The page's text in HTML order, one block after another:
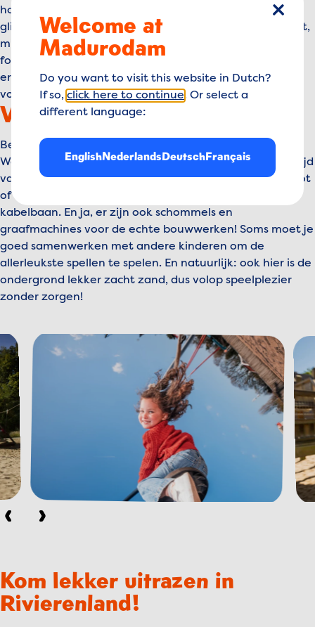
hoog in de lucht, wipwap met je vrienden, roetsj van de
glijbaan en bouw de mooiste zandkastelen. En wie weet,
misschien komt nijntje wel even langs om met je op de
foto te gaan! Extra fijn: de zachte zandgrond zorgt
ervoor dat je veilig kunt spelen. Dit is het speelparadijs
voor de kleintjes!
Voor grote kinderen
Ben je iets groter en klaar voor een avontuur? In De
Waddenzee speelt een hele nieuwe wereld voor jou! Glijd
van de vuurtorenglijbaan, klauter in de grote vissersboot
of voel de wind in je haren terwijl je sjeest op de
kabelbaan. En ja, er zijn ook schommels en
graafmachines voor de echte bouwwerken! Soms moet je
goed samenwerken met andere kinderen om de
allerleukste spellen te spelen. En natuurlijk: ook hier is de
ondergrond lekker zacht zand, dus volop speelplezier
zonder zorgen!
Kom lekker uitrazen in
Rivierenland!
sluiten
Welcome at
Madurodam
Do you want to visit this website in Dutch?
If so, click here to continue . Or select a
different language:
EnglishNederlandsDeutschFrançais